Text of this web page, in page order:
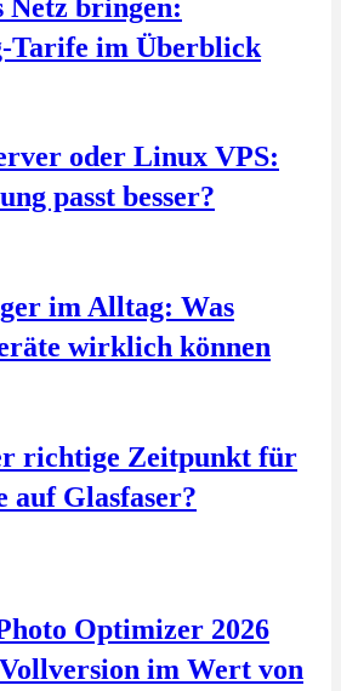
Netz bringen:
Tarife im Überblick
oder Linux VPS:
passt besser?
im Alltag: Was
wirklich können
richtige Zeitpunkt für
auf Glasfaser?
Optimizer 2026
im Wert von